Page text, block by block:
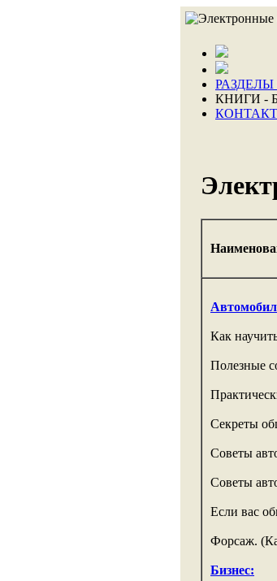
КНИГИ -
Как
Полезные
Секреты
Советы
Советы
Если вас
Форсаж.
Бизнес: